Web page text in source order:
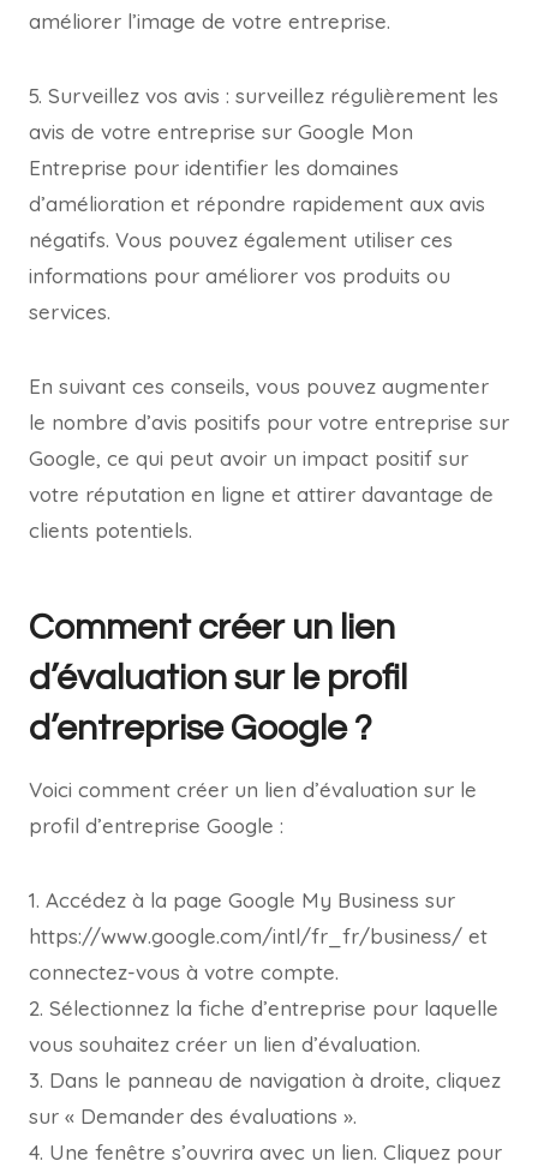
améliorer l’image de votre entreprise.
5. Surveillez vos avis : surveillez régulièrement les
avis de votre entreprise sur Google Mon
Entreprise pour identifier les domaines
d’amélioration et répondre rapidement aux avis
négatifs. Vous pouvez également utiliser ces
informations pour améliorer vos produits ou
services.
En suivant ces conseils, vous pouvez augmenter
le nombre d’avis positifs pour votre entreprise sur
Google, ce qui peut avoir un impact positif sur
votre réputation en ligne et attirer davantage de
clients potentiels.
Comment créer un lien
d’évaluation sur le profil
d’entreprise Google ?
Voici comment créer un lien d’évaluation sur le
profil d’entreprise Google :
1. Accédez à la page Google My Business sur
https://www.google.com/intl/fr_fr/business/ et
connectez-vous à votre compte.
2. Sélectionnez la fiche d’entreprise pour laquelle
vous souhaitez créer un lien d’évaluation.
3. Dans le panneau de navigation à droite, cliquez
sur « Demander des évaluations ».
4. Une fenêtre s’ouvrira avec un lien. Cliquez pour